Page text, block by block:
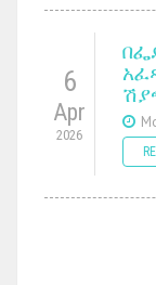
6
Apr
2026